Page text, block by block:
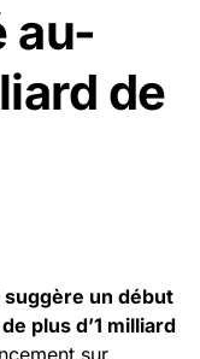
au-
de
suggère un début
plus d’1 milliard
sur